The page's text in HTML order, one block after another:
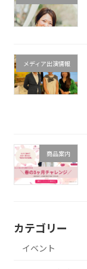
メディア出演情報
商品案内
カテゴリー
イベント